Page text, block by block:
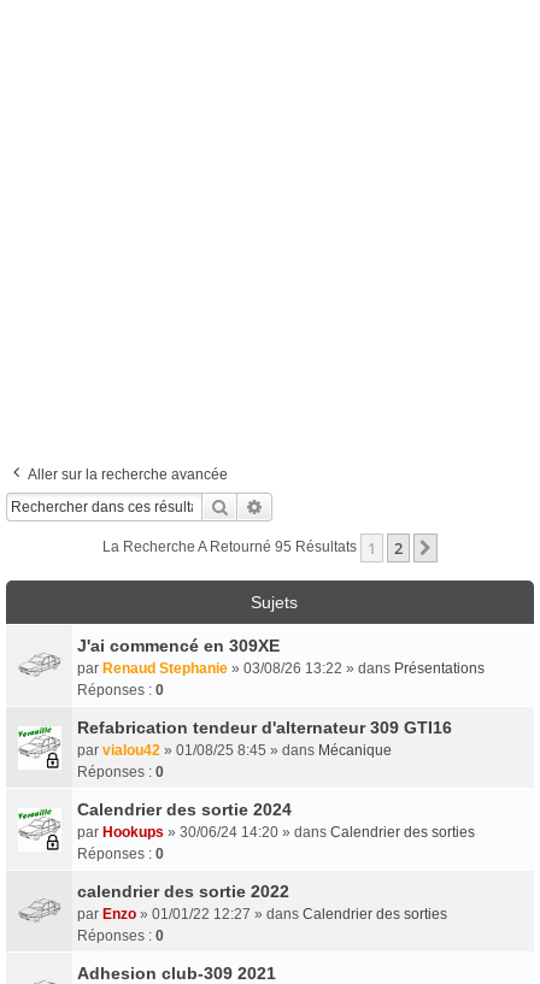
Aller sur la recherche avancée
Rechercher
La Recherche A Retourné 95 Résultats 1 2
Sujets
J'ai commencé en 309XE
par Renaud Stephanie » 03/08/26 13:22 » dans Présentations
Réponses : 0
Refabrication tendeur d'alternateur 309 GTI16
par vialou42 » 01/08/25 8:45 » dans Mécanique
Réponses : 0
Calendrier des sortie 2024
par Hookups » 30/06/24 14:20 » dans Calendrier des sorties
Réponses : 0
calendrier des sortie 2022
par Enzo » 01/01/22 12:27 » dans Calendrier des sorties
Réponses : 0
Adhesion club-309 2021